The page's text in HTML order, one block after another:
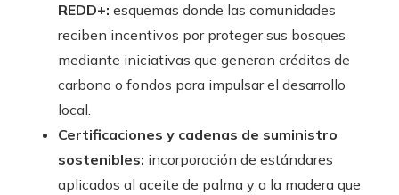
REDD+: esquemas donde las comunidades
reciben incentivos por proteger sus bosques
mediante iniciativas que generan créditos de
carbono o fondos para impulsar el desarrollo
local.
Certificaciones y cadenas de suministro
sostenibles: incorporación de estándares
aplicados al aceite de palma y a la madera que